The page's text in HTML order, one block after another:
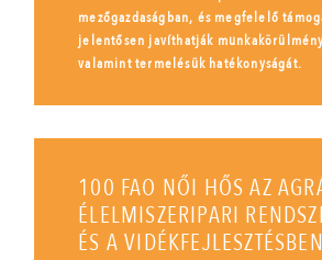
mezőgazdaságban, és megfelelő
jelentősen javíthatják
valamint termelésük hatékonyságát.
100 FAO NŐI HŐS AZ
ÉLELMISZERIPARI
ÉS A VIDÉKFEJLESZTÉSBEN